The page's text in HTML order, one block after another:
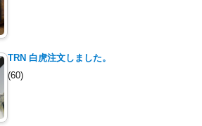
TRN 白虎注文しました。
(60)